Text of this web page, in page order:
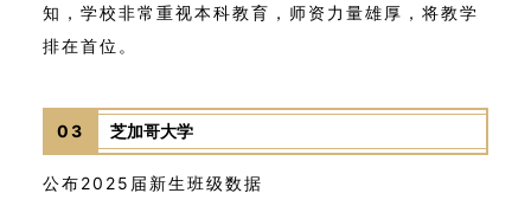
知，学校非常重视本科教育，师资力量雄厚，将教学
排在首位。
03 芝加哥大学
公布2025届新生班级数据